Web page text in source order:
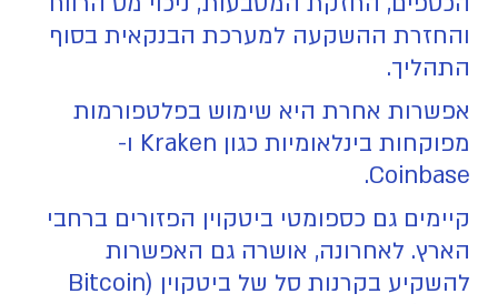
והחזרת ההשקעה למערכת הבנקאית בסוף
התהליך.
אפשרות אחרת היא שימוש בפלטפורמות
מפוקחות בינלאומיות כגון Kraken ו-
Coinbase.
קיימים גם כספומטי ביטקוין הפזורים ברחבי
הארץ. לאחרונה, אושרה גם האפשרות
להשקיע בקרנות סל של ביטקוין (Bitcoin